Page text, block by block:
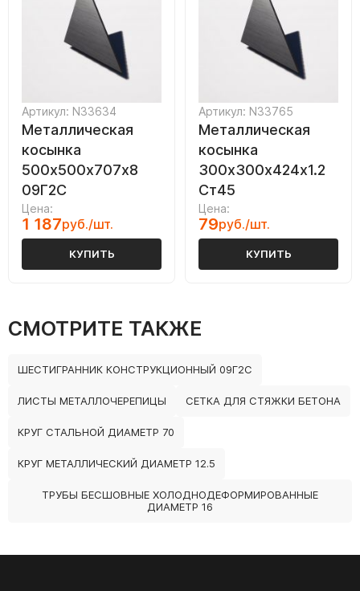
Артикул: N33634
Металлическая
косынка
500х500х707х8
09Г2С
Цена:
1 187руб./шт.
КУПИТЬ
Артикул: N33765
Металлическая
косынка
300х300х424х1.2
Ст45
Цена:
79руб./шт.
КУПИТЬ
СМОТРИТЕ ТАКЖЕ
ШЕСТИГРАННИК КОНСТРУКЦИОННЫЙ 09Г2С
ЛИСТЫ МЕТАЛЛОЧЕРЕПИЦЫ СЕТКА ДЛЯ СТЯЖКИ БЕТОНА
КРУГ СТАЛЬНОЙ ДИАМЕТР 70
КРУГ МЕТАЛЛИЧЕСКИЙ ДИАМЕТР 12.5
ТРУБЫ БЕСШОВНЫЕ ХОЛОДНОДЕФОРМИРОВАННЫЕ
ДИАМЕТР 16